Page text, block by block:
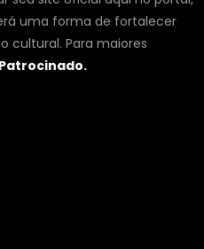
uma forma de fortalecer
cultural. Para maiores